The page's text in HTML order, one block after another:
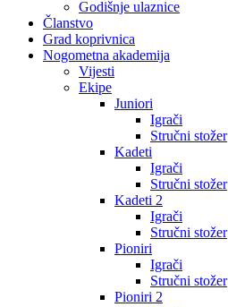
Godišnje ulaznice
Članstvo
Grad koprivnica
Nogometna akademija
Vijesti
Ekipe
Juniori
Igrači
Stručni stožer
Kadeti
Igrači
Stručni stožer
Kadeti 2
Igrači
Stručni stožer
Pioniri
Igrači
Stručni stožer
Pioniri 2